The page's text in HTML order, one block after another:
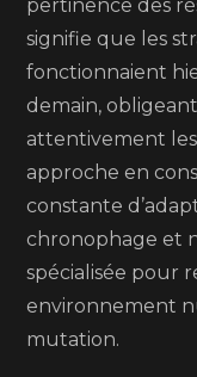
pertinence des
signifie que les
fonctionnaient
demain,
attentivement
approche en
constante
chronophage et
spécialisée pour
environnement
mutation.